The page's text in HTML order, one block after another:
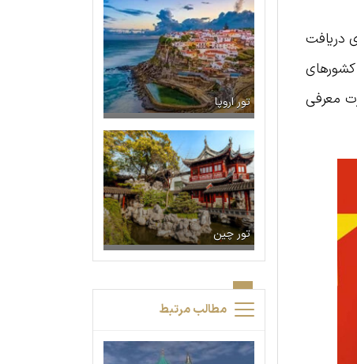
دریافت
کشورهای
معرفی
تور اروپا
تور چین
مطالب مرتبط